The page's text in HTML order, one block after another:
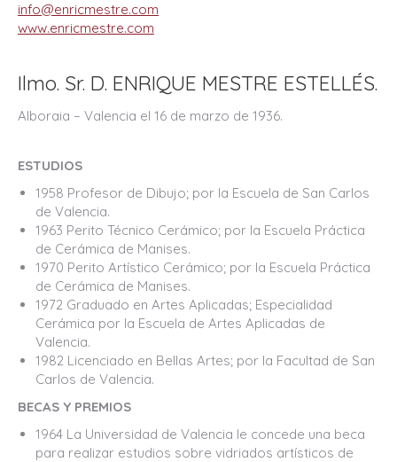
info@enricmestre.com
www.enricmestre.com
Ilmo. Sr. D. ENRIQUE MESTRE ESTELLÉS.
Alboraia – Valencia el 16 de marzo de 1936.
ESTUDIOS
1958 Profesor de Dibujo; por la Escuela de San Carlos
de Valencia.
1963 Perito Técnico Cerámico; por la Escuela Práctica
de Cerámica de Manises.
1970 Perito Artístico Cerámico; por la Escuela Práctica
de Cerámica de Manises.
1972 Graduado en Artes Aplicadas; Especialidad
Cerámica por la Escuela de Artes Aplicadas de
Valencia.
1982 Licenciado en Bellas Artes; por la Facultad de San
Carlos de Valencia.
BECAS Y PREMIOS
1964 La Universidad de Valencia le concede una beca
para realizar estudios sobre vidriados artísticos de